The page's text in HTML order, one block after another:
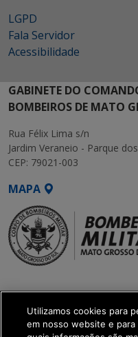
LGPD
Fala Servidor
Acessibilidade
GABINETE DO
BOMBEIROS DE MATO
Rua Félix Lima s/n
Jardim Veraneio - Parque
CEP: 79021-003
MAPA
SETDIG | Secretaria-
Executiva de
Transformação Digital
Utilizamos cookies para
em nosso website e